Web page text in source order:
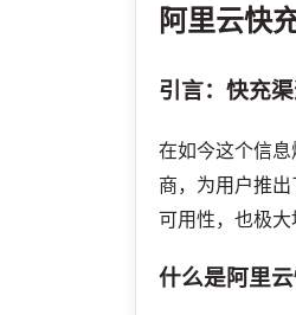
阿里云快
引言：快充
在如今这个信
商，为用户推
可用性，也极大
什么是阿里云